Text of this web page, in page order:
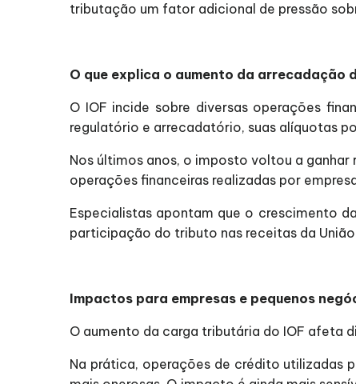
tributação um fator adicional de pressão
O que explica o aumento da arrecadação
O IOF incide sobre diversas operações
regulatório e arrecadatório, suas alíquotas
Nos últimos anos, o imposto voltou a
operações financeiras realizadas por
Especialistas apontam que o crescimento
participação do tributo nas receitas da
Impactos para empresas e pequenos
O aumento da carga tributária do IOF afeta
Na prática, operações de crédito utilizadas